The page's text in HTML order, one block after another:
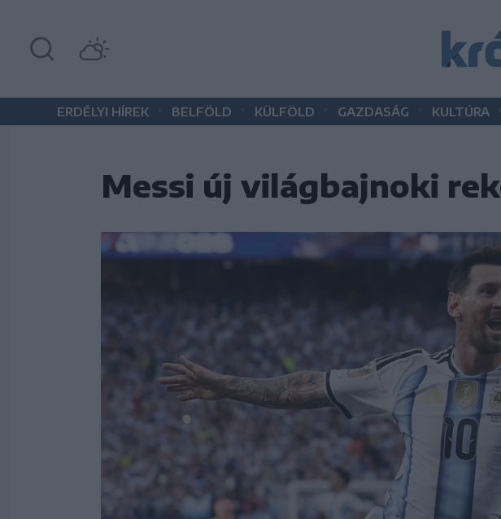
ERDÉLYI HÍREK BELFÖLD KÜLFÖLD GAZDASÁG KULTÚRA
Messi új világbajnoki